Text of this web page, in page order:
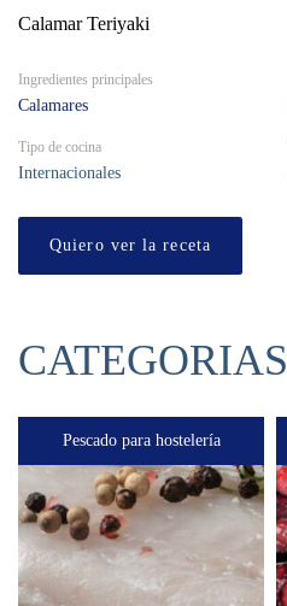
Calamar Teriyaki
Ingredientes principales
Calamares
Tipo de cocina
Internacionales
Quiero ver la receta
CATEGORIAS
Pescado para hostelería